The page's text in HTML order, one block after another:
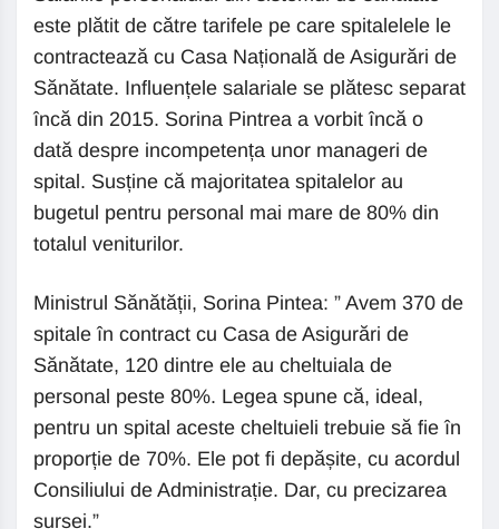
este plătit de către tarifele pe care spitalelele le
contractează cu Casa Națională de Asigurări de
Sănătate. Influențele salariale se plătesc separat
încă din 2015. Sorina Pintrea a vorbit încă o
dată despre incompetența unor manageri de
spital. Susține că majoritatea spitalelor au
bugetul pentru personal mai mare de 80% din
totalul veniturilor.
Ministrul Sănătății, Sorina Pintea: ” Avem 370 de
spitale în contract cu Casa de Asigurări de
Sănătate, 120 dintre ele au cheltuiala de
personal peste 80%. Legea spune că, ideal,
pentru un spital aceste cheltuieli trebuie să fie în
proporție de 70%. Ele pot fi depășite, cu acordul
Consiliului de Administrație. Dar, cu precizarea
sursei.”